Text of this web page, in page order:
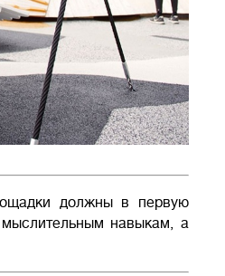
должны в первую
мыслительным навыкам, а